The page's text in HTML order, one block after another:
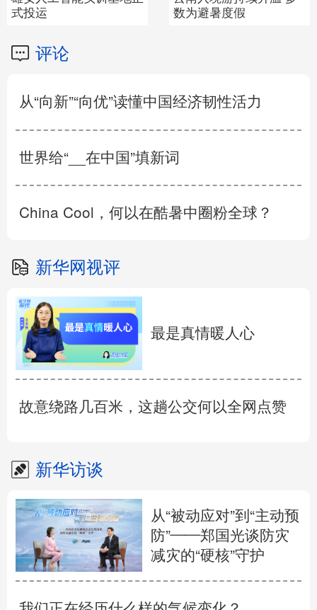
度假
歌善舞的讲解员
评论
从“向新”“向优”读懂中国经济韧性活力
世界给“__在中国”填新词
China Cool，何以在酷暑中圈粉全球？
新华网视评
最是真情暖人心
故意绕路几百米，这趟公交何以全网点赞
新华访谈
从“被动应对”到“主动预
防”——郑国光谈防灾
减灾的“硬核”守护